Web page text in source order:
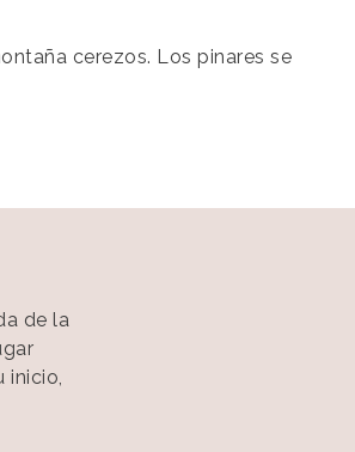
cerezos. Los pinares se
de la
inicio,